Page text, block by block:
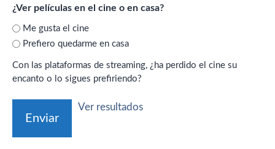
¿Ver películas en el cine o en casa?
Me gusta el cine
Prefiero quedarme en casa
Con las plataformas de streaming, ¿ha perdido el cine su
encanto o lo sigues prefiriendo?
Ver resultados